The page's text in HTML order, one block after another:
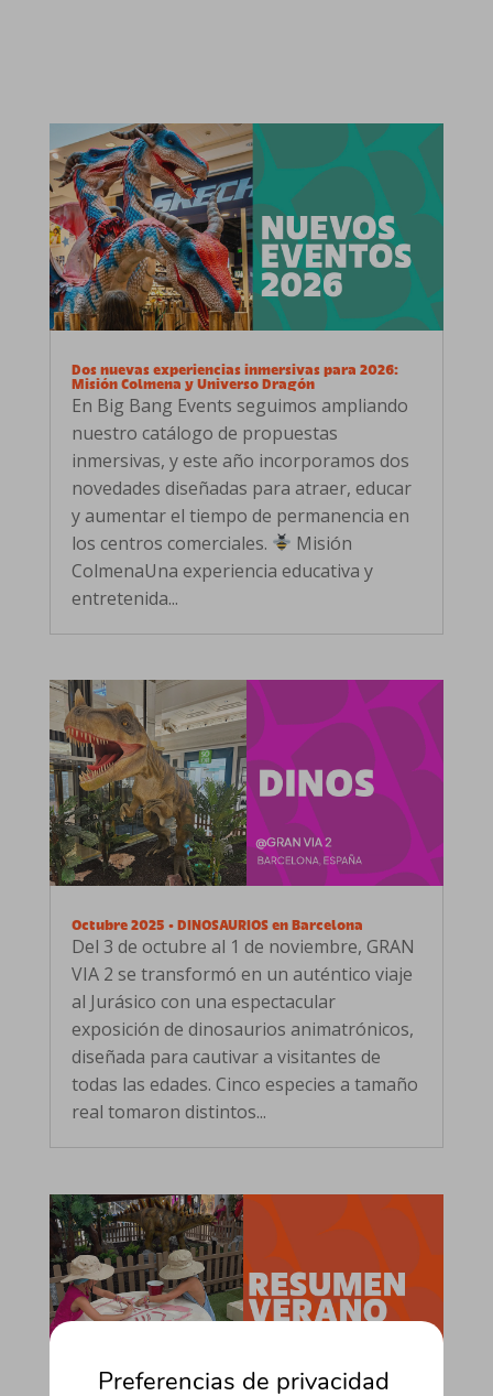
Dos nuevas experiencias inmersivas para 2026:
Misión Colmena y Universo Dragón
En Big Bang Events seguimos ampliando
nuestro catálogo de propuestas
inmersivas, y este año incorporamos dos
novedades diseñadas para atraer, educar
y aumentar el tiempo de permanencia en
los centros comerciales.
Misión
ColmenaUna experiencia educativa y
entretenida...
Octubre 2025 • DINOSAURIOS en Barcelona
Del 3 de octubre al 1 de noviembre, GRAN
VIA 2 se transformó en un auténtico viaje
al Jurásico con una espectacular
exposición de dinosaurios animatrónicos,
diseñada para cautivar a visitantes de
todas las edades. Cinco especies a tamaño
real tomaron distintos...
Preferencias de privacidad